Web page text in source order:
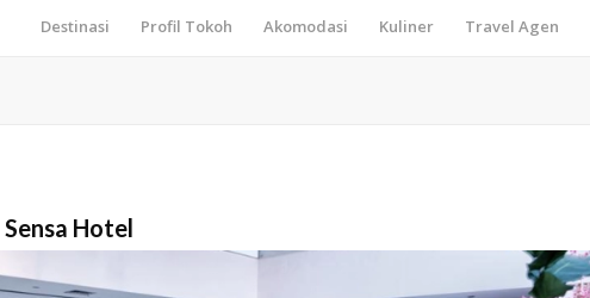
Destinasi Profil Tokoh Akomodasi Kuliner Travel Agen
Sensa Hotel